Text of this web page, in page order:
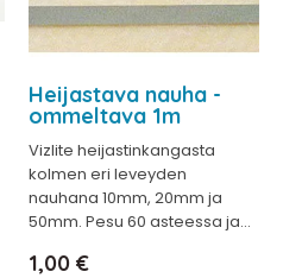
Heijastava nauha -
ommeltava 1m
Vizlite heijastinkangasta
kolmen eri leveyden
nauhana 10mm, 20mm ja
50mm. Pesu 60 asteessa ja...
Hinta
1,00 €